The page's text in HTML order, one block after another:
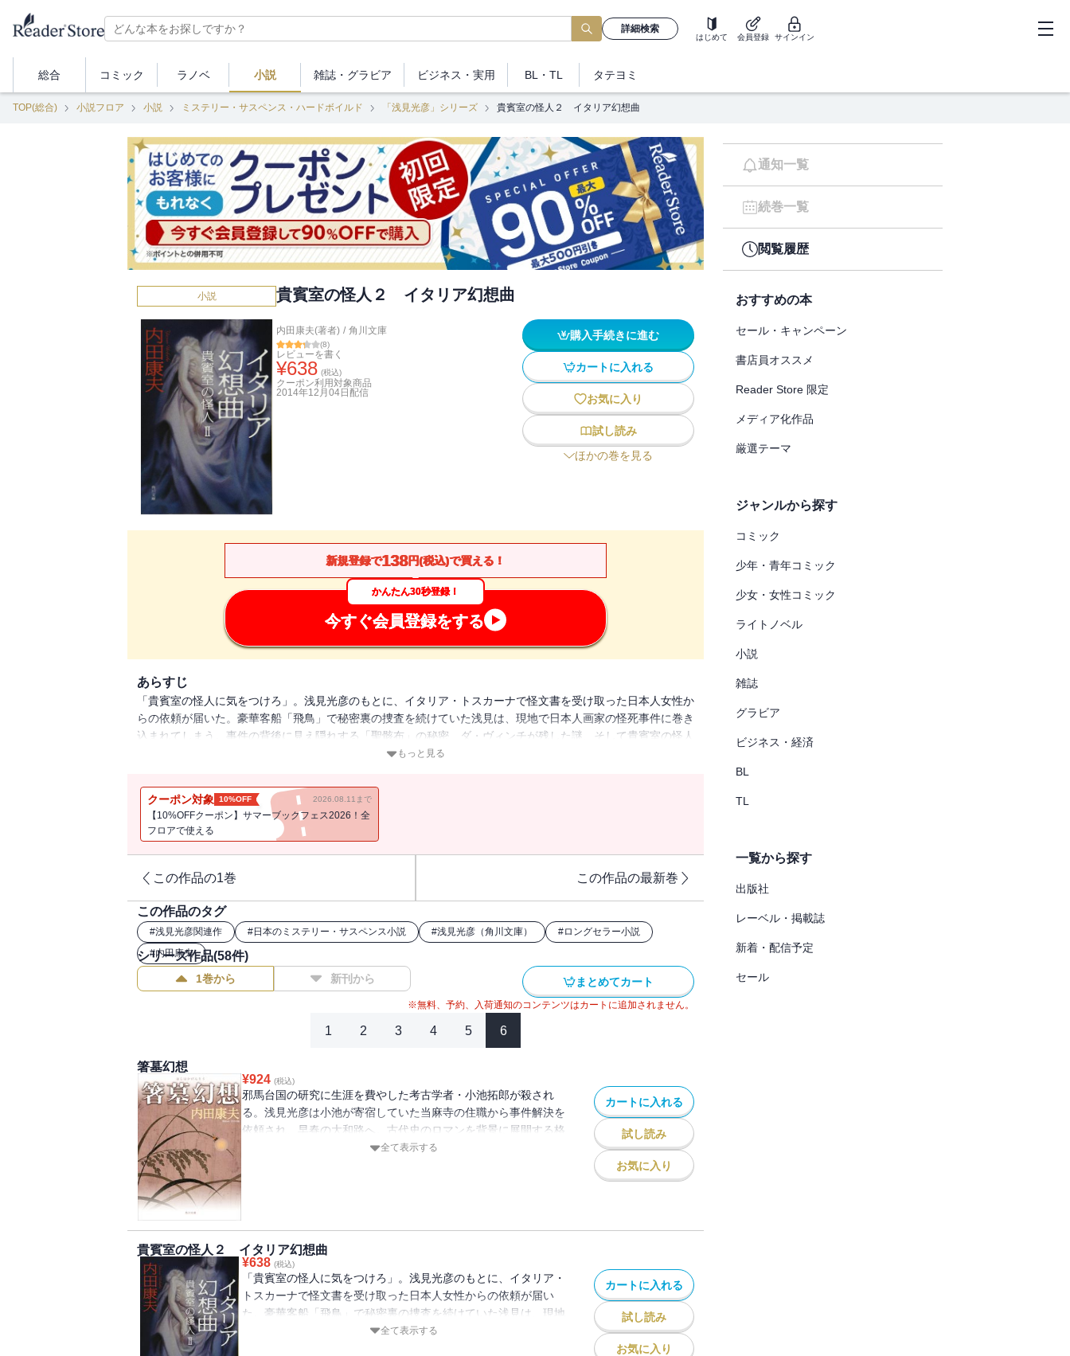
詳細検索
はじめて 会員登録 サインイン
総合 コミック ラノベ 小説 雑誌・ グラビア ビジネス ・実用 BL・TL タテヨミ
TOP(総合) 小説フロア 小説 ミステリー・サスペンス・ハードボイルド 「浅見光彦」シリーズ 貴賓室の怪人２ イタリア幻想曲
小説 貴賓室の怪人２ イタリア幻想曲
内田康夫(著者) / 角川文庫
(8)
レビューを書く
¥638 (税込)
クーポン利用対象商品
2014年12月04日 配信
購入手続きに進む
カートに入れる
お気に入り
試し読み
ほかの巻を見る
新規登録で138円(税込)で買える！
かんたん30秒登録！
今すぐ会員登録をする
あらすじ
「貴賓室の怪人に気をつけろ」。浅見光彦のもとに、イタリア・トスカーナで怪文書を受け取った日本人女性か
らの依頼が届いた。豪華客船「飛鳥」で秘密裏の捜査を続けていた浅見は、現地で日本人画家の怪死事件に巻き
込まれてしまう。事件の背後に見え隠れする「聖骸布」の秘密、ダ・ヴィンチが残した謎、そして貴賓室の怪人
の正体は？名探偵・浅見光彦が二千年の禁忌に挑む！ 壮大なミステリー叙事詩。
もっと見る
クーポン対象 10%OFF 2026.08.11まで
【10%OFFクーポン】サマーブックフェス2026！全
フロアで使える
この作品の1巻 この作品の最新巻
この作品のタグ
#浅見光彦関連作 #日本のミステリー・サスペンス小説 #浅見光彦（角川文庫） #ロングセラー小説
#内田康夫
シリーズ作品(58件)
1巻から 新刊から まとめてカート
※無料、予約、入荷通知のコンテンツはカートに追加されません。
1 2 3 4 5 6
箸墓幻想
¥924 (税込)
邪馬台国の研究に生涯を費やした考古学者・小池拓郎が殺され
る。浅見光彦は小池が寄宿していた当麻寺の住職から事件解決を
依頼され、早春の大和路へ。古代史のロマンを背景に展開する格
全て表示する
カートに入れる
試し読み
お気に入り
貴賓室の怪人２ イタリア幻想曲
¥638 (税込)
「貴賓室の怪人に気をつけろ」。浅見光彦のもとに、イタリア・
トスカーナで怪文書を受け取った日本人女性からの依頼が届い
た。豪華客船「飛鳥」で秘密裏の捜査を続けていた浅見は、現地
で日本人画家の怪死事件に巻き込まれてしまう。事件の背後に見
全て表示する
カートに入れる
試し読み
お気に入り
通知一覧
続巻一覧
閲覧履歴
おすすめの本
セール・キャンペーン
書店員オススメ
Reader Store 限定
メディア化作品
厳選テーマ
ジャンルから探す
コミック
少年・青年コミック
少女・女性コミック
ライトノベル
小説
雑誌
グラビア
ビジネス・経済
BL
TL
一覧から探す
出版社
レーベル・掲載誌
新着・配信予定
セール